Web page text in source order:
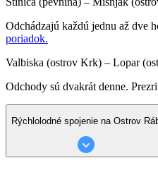
Odchádzajú každú jednu až dve
poriadok.
Valbiska (ostrov Krk) – Lopar
Odchody sú dvakrát denne.
Rýchlolodné spojenie na Ostrov